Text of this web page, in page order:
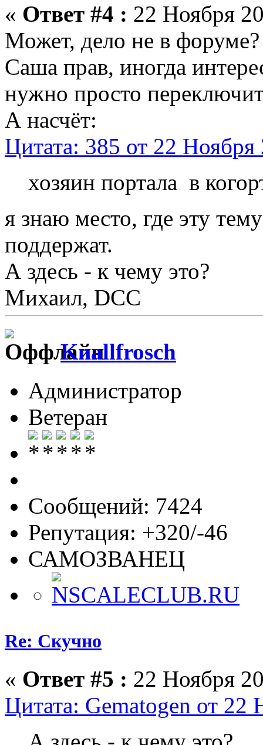
« Ответ #4 : 22 Ноября
Может, дело не в форуме?
Саша прав, иногда
нужно просто
А насчёт:
Цитата: 385 от 22
хозяин портала в
я знаю место, где эту
поддержат.
А здесь - к чему это?
Михаил, DCC
Knallfrosch
Администратор
Ветеран
Сообщений: 7424
Репутация: +320/-46
САМОЗВАНЕЦ
Re: Скучно
« Ответ #5 : 22 Ноября
Цитата: Gematogen от